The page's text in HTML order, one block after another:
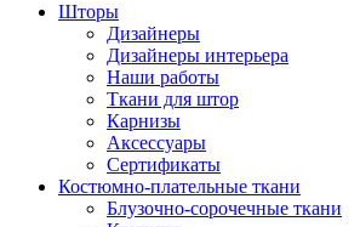
Шторы
Дизайнеры
Дизайнеры интерьера
Наши работы
Ткани для штор
Карнизы
Аксессуары
Сертификаты
Костюмно-плательные ткани
Блузочно-сорочечные ткани